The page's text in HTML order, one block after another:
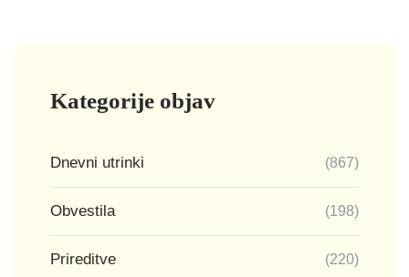
Kategorije objav
Dnevni utrinki (867)
Obvestila (198)
Prireditve (220)